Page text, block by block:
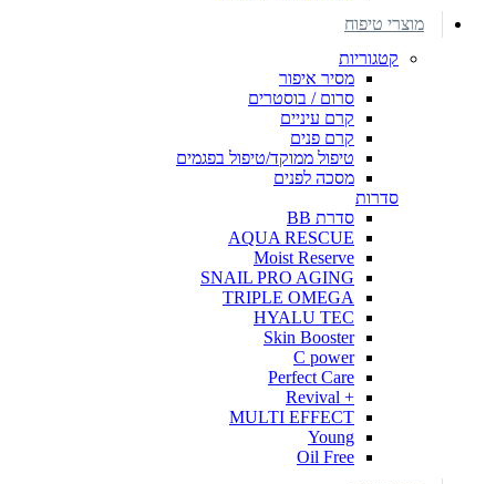
מוצרי טיפוח
קטגוריות
מסיר איפור
סרום / בוסטרים
קרם עיניים
קרם פנים
טיפול ממוקד/טיפול בפגמים
מסכה לפנים
סדרות
סדרת BB
AQUA RESCUE
Moist Reserve
SNAIL PRO AGING
TRIPLE OMEGA
HYALU TEC
Skin Booster
C power
Perfect Care
+ Revival
MULTI EFFECT
Young
Oil Free